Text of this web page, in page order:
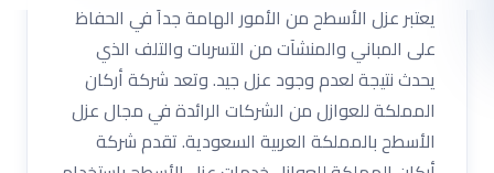
يعتبر عزل الأسطح من الأمور الهامة جداً في الحفاظ
على المباني والمنشآت من التسربات والتلف الذي
يحدث نتيجة لعدم وجود عزل جيد. وتعد شركة أركان
المملكة للعوازل من الشركات الرائدة في مجال عزل
الأسطح بالمملكة العربية السعودية. تقدم شركة